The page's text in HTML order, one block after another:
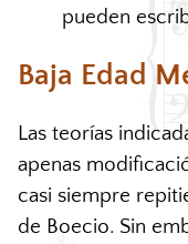
pueden
Baja Edad
Las teorías
apenas
casi siempre
de Boecio. Sin